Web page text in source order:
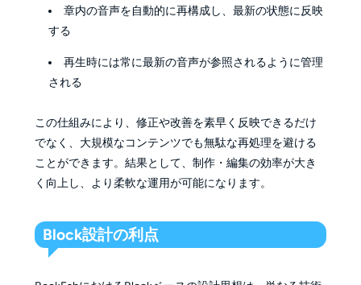
章内の音声を自動的に再構成し、最新の状態に反映
する
再生時には常に最新の音声が参照されるように管理
される
この仕組みにより、修正や改善を素早く反映できるだけ
でなく、大規模なコンテンツでも無駄な再処理を避ける
ことができます。結果として、制作・編集の効率が大き
く向上し、より柔軟な運用が可能になります。
Block設計の利点